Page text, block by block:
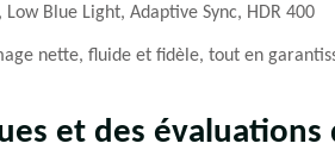
Low Blue Light, Adaptive Sync, HDR 400
nette, fluide et fidèle, tout en
et des